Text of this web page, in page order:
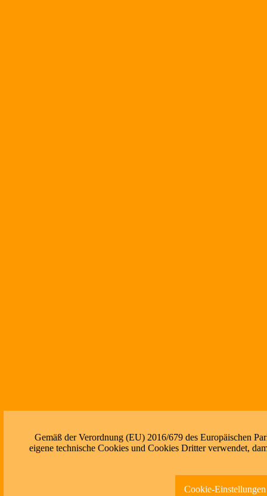
Gemäß der Verordnung (EU) 2016/679 des Europäischen
eigene technische Cookies und Cookies Dritter verwendet,
Cookie-Einstellungen